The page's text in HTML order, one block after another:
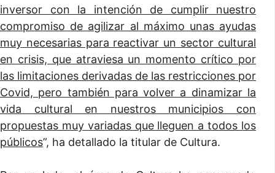
inversor con la intención de cumplir nuestro
compromiso de agilizar al máximo unas ayudas
muy necesarias para reactivar un sector cultural
en crisis, que atraviesa un momento crítico por
las limitaciones derivadas de las restricciones por
Covid, pero también para volver a dinamizar la
vida cultural en nuestros municipios con
propuestas muy variadas que lleguen a todos los
públicos”, ha detallado la titular de Cultura.